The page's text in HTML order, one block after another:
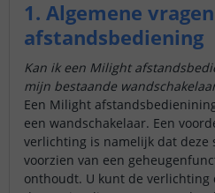
1. Algemene
afstandsbediening
Kan ik een Milight
mijn bestaande
Een Milight
een wandschakelaar. Een
verlichting is namelijk dat deze
voorzien van een
onthoudt. U kunt de verlichting